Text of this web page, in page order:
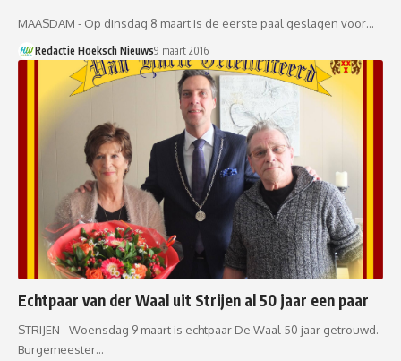
MAASDAM - Op dinsdag 8 maart is de eerste paal geslagen voor…
Redactie Hoeksch Nieuws9 maart 2016
Echtpaar van der Waal uit Strijen al 50 jaar een paar
STRIJEN - Woensdag 9 maart is echtpaar De Waal 50 jaar getrouwd.
Burgemeester…